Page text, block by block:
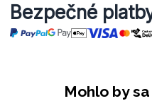
Bezpečné
Mohlo by